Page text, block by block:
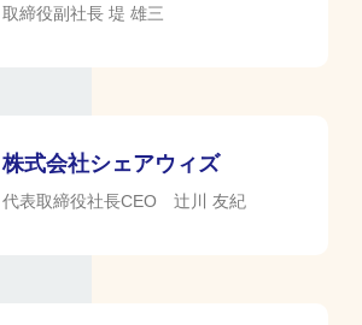
取締役副社長 堤 雄三
株式会社シェアウィズ
代表取締役社長CEO 辻川 友紀